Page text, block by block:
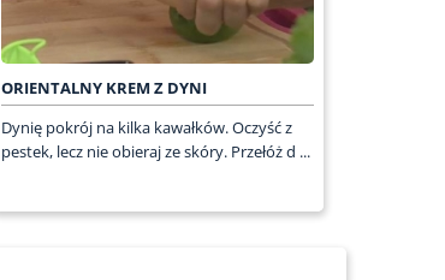
ORIENTALNY KREM Z DYNI
Dynię pokrój na kilka kawałków. Oczyść z
pestek, lecz nie obieraj ze skóry. Przełóż d ...